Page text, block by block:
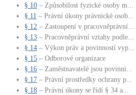
§ 10 – Způsobilost fyzické osoby m...
§ 11 – Právní úkony právnické osob...
§ 12 – Zastoupení v pracovněprávní...
§ 13 – Pracovněprávní vztahy podle...
§ 14 – Výkon práv a povinností vyp...
§ 15 – Odborové organizace
§ 16 – Zaměstnavatelé jsou povinni...
§ 17 – Právní prostředky ochrany p...
§ 18 – Právní úkony se řídí § 34 a...